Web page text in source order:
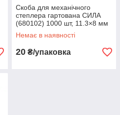
Скоба для механічного
степлера гартована СИЛА
(680102) 1000 шт, 11.3×8 мм
Немає в наявності
20 ₴/упаковка